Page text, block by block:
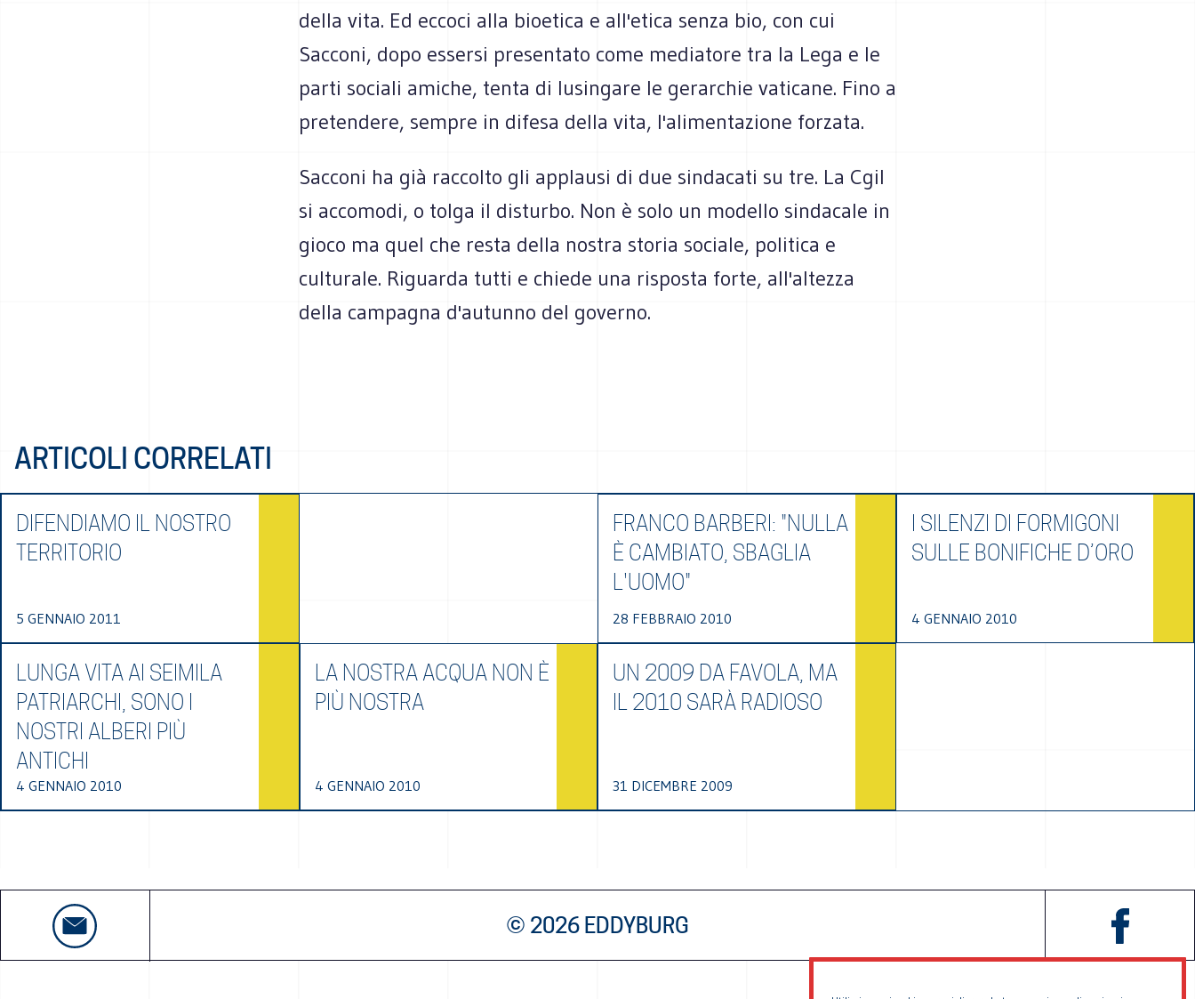
della vita. Ed eccoci alla bioetica e all'etica senza bio, con cui
Sacconi, dopo essersi presentato come mediatore tra la Lega e le
parti sociali amiche, tenta di lusingare le gerarchie vaticane. Fino a
pretendere, sempre in difesa della vita, l'alimentazione forzata.
Sacconi ha già raccolto gli applausi di due sindacati su tre. La Cgil
si accomodi, o tolga il disturbo. Non è solo un modello sindacale in
gioco ma quel che resta della nostra storia sociale, politica e
culturale. Riguarda tutti e chiede una risposta forte, all'altezza
della campagna d'autunno del governo.
ARTICOLI CORRELATI
DIFENDIAMO IL NOSTRO
TERRITORIO
5 GENNAIO 2011
FRANCO BARBERI: "NULLA
È CAMBIATO, SBAGLIA
L'UOMO"
28 FEBBRAIO 2010
I SILENZI DI FORMIGONI
SULLE BONIFICHE D’ORO
4 GENNAIO 2010
LUNGA VITA AI SEIMILA
PATRIARCHI, SONO I
NOSTRI ALBERI PIÙ
ANTICHI
4 GENNAIO 2010
LA NOSTRA ACQUA NON È
PIÙ NOSTRA
4 GENNAIO 2010
UN 2009 DA FAVOLA, MA
IL 2010 SARÀ RADIOSO
31 DICEMBRE 2009
© 2026 EDDYBURG